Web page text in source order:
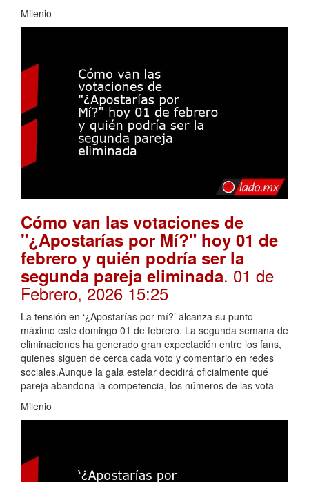
Milenio
Cómo van las votaciones de
"¿Apostarías por Mí?" hoy 01 de
febrero y quién podría ser la
segunda pareja eliminada. 01 de
Febrero, 2026 15:25
La tensión en ‘¿Apostarías por mí?’ alcanza su punto
máximo este domingo 01 de febrero. La segunda semana de
eliminaciones ha generado gran expectación entre los fans,
quienes siguen de cerca cada voto y comentario en redes
sociales.Aunque la gala estelar decidirá oficialmente qué
pareja abandona la competencia, los números de las vota
Milenio